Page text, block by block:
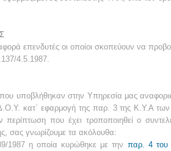
επενδυτές οι οποίοι σκοπεύουν να
4.5.1987.
υποβλήθηκαν στην Υπηρεσία μας
κατ΄ εφαρμογή της παρ. 3 της Κ.Υ.Α
περίπτωση που έχει τροποποιηθεί ο
σας γνωρίζουμε τα ακόλουθα:
1987 η οποία κυρώθηκε με την παρ. 4 του